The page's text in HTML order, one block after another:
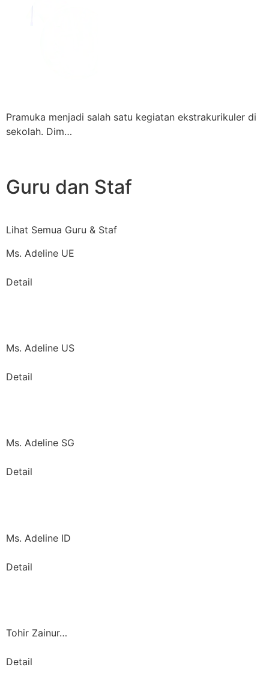
Pramuka menjadi salah satu kegiatan ekstrakurikuler di
sekolah. Dim…
Guru dan Staf
Lihat Semua Guru & Staf
Ms. Adeline UE
Detail
Ms. Adeline US
Detail
Ms. Adeline SG
Detail
Ms. Adeline ID
Detail
Tohir Zainur…
Detail